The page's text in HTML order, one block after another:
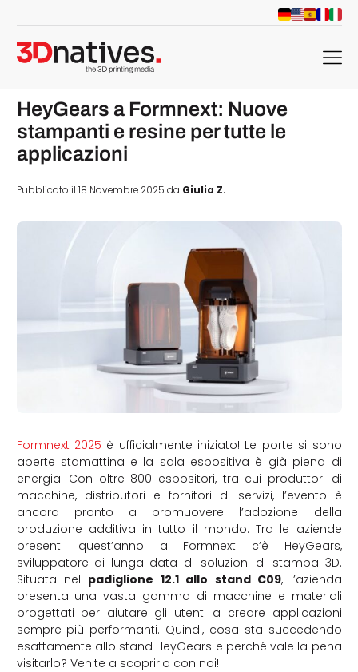
menu
HeyGears a Formnext: Nuove
stampanti e resine per tutte le
applicazioni
Pubblicato il 18 Novembre 2025 da Giulia Z.
Formnext 2025 è ufficialmente iniziato! Le porte si sono
aperte stamattina e la sala espositiva è già piena di
energia. Con oltre 800 espositori, tra cui produttori di
macchine, distributori e fornitori di servizi, l’evento è
ancora pronto a promuovere l’adozione della
produzione additiva in tutto il mondo. Tra le aziende
presenti quest’anno a Formnext c’è HeyGears,
sviluppatore di lunga data di soluzioni di stampa 3D.
Situata nel padiglione 12.1 allo stand C09, l’azienda
presenta una vasta gamma di macchine e materiali
progettati per aiutare gli utenti a creare applicazioni
sempre più performanti. Quindi, cosa sta succedendo
esattamente allo stand HeyGears e perché vale la pena
visitarlo? Venite a scoprirlo con noi!